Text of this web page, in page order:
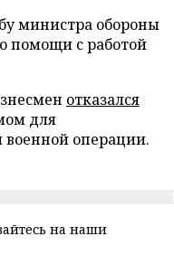
министра обороны
помощи с работой
отказался
для
операции.
на наши